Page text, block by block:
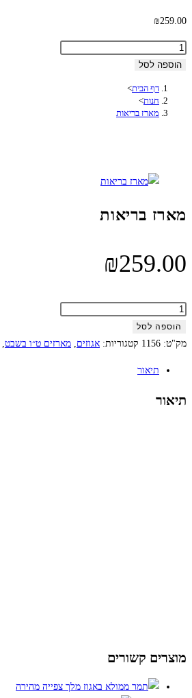
₪259.00
כמות
של
בריאות
הוספה לסל
דף הבית>
חנות>
מארז בריאות
מארז בריאות
₪259.00
כמות
של
מארז
הוספה לסל
מק"ט: 1156 קטגוריות: אגוזים, מארזים ט״ו בשבט,
תיאור
תיאור
מוצרים קשורים
צפייה מהירה